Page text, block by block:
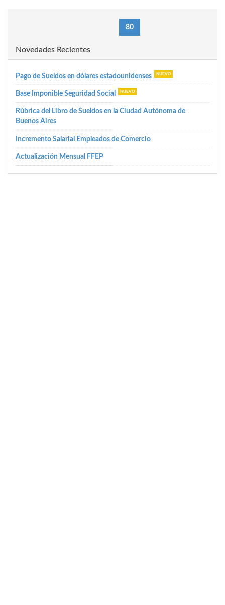
80(current)
Novedades Recientes
Pago de Sueldos en dólares estadounidenses
Base Imponible Seguridad Social
Rúbrica del Libro de Sueldos en la Ciudad Autónoma de
Buenos Aires
Incremento Salarial Empleados de Comercio
Actualización Mensual FFEP